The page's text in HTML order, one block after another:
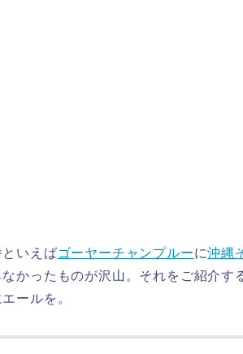
いえばゴーヤーチャンプルーに沖縄
かったものが沢山。それをご紹介す
ールを。